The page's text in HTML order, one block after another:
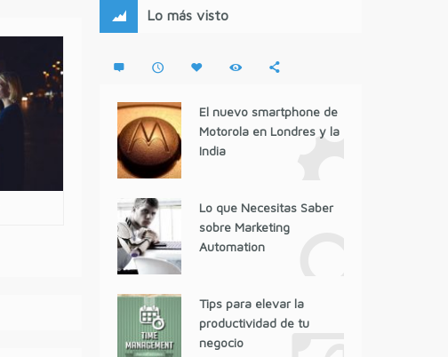
Lo más visto
El nuevo smartphone de
Motorola en Londres y la
India
Lo que Necesitas Saber
sobre Marketing
Automation
Tips para elevar la
productividad de tu
negocio